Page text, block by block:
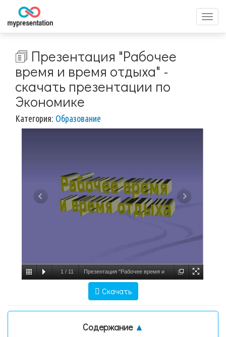
меню
🗊 Презентация "Рабочее
время и время отдыха" -
скачать презентации по
Экономике
Категория: Образование
1 / 11 Презентация "Рабочее время и
Экономике, слайд №1
Скачать
Содержание ▲